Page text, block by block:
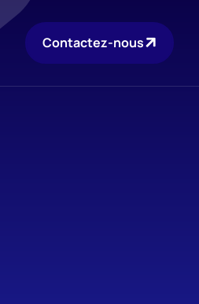
Contactez-nous